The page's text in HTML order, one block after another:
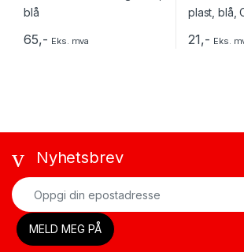
65,- Eks. mva 21,- Eks.
Nyhetsbrev